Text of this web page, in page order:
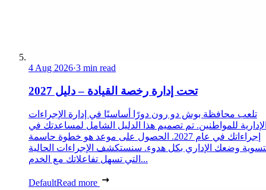
4 Aug 2026·3 min read
تحت إدارة رخصة القيادة – دليل 2027
تلعب محافظة بوش دو رون دورًا أساسيًا في إدارة الإجراءات
للمواطنين. تم تصميم هذا الدليل الشامل لمساعدتك في
إجراءاتك في عام 2027. الحصول على موعد هو خطوة حاسمة
وضعك الإداري بكل هدوء. سنستكشف الإجراءات الحالية
التي تسهل تفاعلاتك مع الخدم...
DefaultRead more